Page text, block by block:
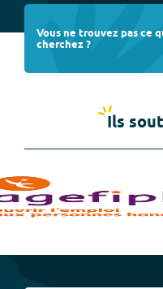
Vous ne trouvez pas ce
cherchez ?
Ils